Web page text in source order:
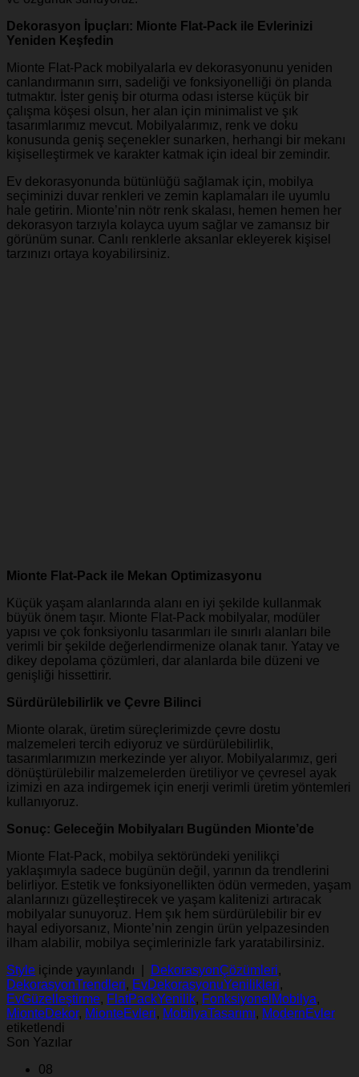
Dekorasyon İpuçları: Mionte Flat-Pack ile Evlerinizi
Yeniden Keşfedin
Mionte Flat-Pack mobilyalarla ev dekorasyonunu yeniden
canlandırmanın sırrı, sadeliği ve fonksiyonelliği ön planda
tutmaktır. İster geniş bir oturma odası isterse küçük bir
çalışma köşesi olsun, her alan için minimalist ve şık
tasarımlarımız mevcut. Mobilyalarımız, renk ve doku
konusunda geniş seçenekler sunarken, herhangi bir mekanı
kişiselleştirmek ve karakter katmak için ideal bir zemindir.
Ev dekorasyonunda bütünlüğü sağlamak için, mobilya
seçiminizi duvar renkleri ve zemin kaplamaları ile uyumlu
hale getirin. Mionte’nin nötr renk skalası, hemen hemen her
dekorasyon tarzıyla kolayca uyum sağlar ve zamansız bir
görünüm sunar. Canlı renklerle aksanlar ekleyerek kişisel
tarzınızı ortaya koyabilirsiniz.
Mionte Flat-Pack ile Mekan Optimizasyonu
Küçük yaşam alanlarında alanı en iyi şekilde kullanmak
büyük önem taşır. Mionte Flat-Pack mobilyalar, modüler
yapısı ve çok fonksiyonlu tasarımları ile sınırlı alanları bile
verimli bir şekilde değerlendirmenize olanak tanır. Yatay ve
dikey depolama çözümleri, dar alanlarda bile düzeni ve
genişliği hissettirir.
Sürdürülebilirlik ve Çevre Bilinci
Mionte olarak, üretim süreçlerimizde çevre dostu
malzemeleri tercih ediyoruz ve sürdürülebilirlik,
tasarımlarımızın merkezinde yer alıyor. Mobilyalarımız, geri
dönüştürülebilir malzemelerden üretiliyor ve çevresel ayak
izimizi en aza indirgemek için enerji verimli üretim yöntemleri
kullanıyoruz.
Sonuç: Geleceğin Mobilyaları Bugünden Mionte’de
Mionte Flat-Pack, mobilya sektöründeki yenilikçi
yaklaşımıyla sadece bugünün değil, yarının da trendlerini
belirliyor. Estetik ve fonksiyonellikten ödün vermeden, yaşam
alanlarınızı güzelleştirecek ve yaşam kalitenizi artıracak
mobilyalar sunuyoruz. Hem şık hem sürdürülebilir bir ev
hayal ediyorsanız, Mionte’nin zengin ürün yelpazesinden
ilham alabilir, mobilya seçimlerinizle fark yaratabilirsiniz.
Style içinde yayınlandı DekorasyonÇözümleri,
DekorasyonTrendleri, EvDekorasyonuYenilikleri,
EvGüzelleştirme, FlatPackYenilik, FonksiyonelMobilya,
MionteDekor, MionteEvleri, MobilyaTasarımı, ModernEvler
etiketlendi
Son Yazılar
08